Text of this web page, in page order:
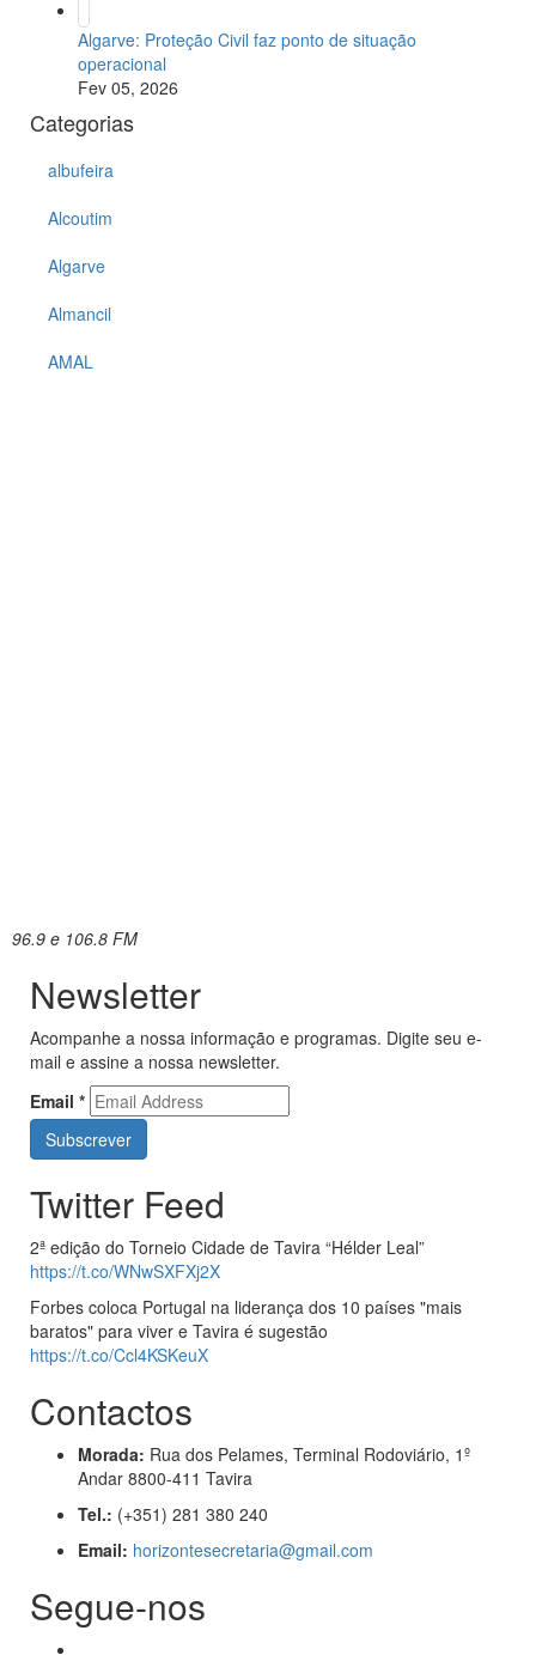
Algarve: Proteção Civil faz ponto de situação
operacional
Fev 05, 2026
Categorias
albufeira
Alcoutim
Algarve
Almancil
AMAL
96.9 e 106.8 FM
Newsletter
Acompanhe a nossa informação e programas. Digite seu e-
mail e assine a nossa newsletter.
Email *
Twitter Feed
2ª edição do Torneio Cidade de Tavira “Hélder Leal”
https://t.co/WNwSXFXj2X
Forbes coloca Portugal na liderança dos 10 países "mais
baratos" para viver e Tavira é sugestão
https://t.co/Ccl4KSKeuX
Contactos
Morada: Rua dos Pelames, Terminal Rodoviário, 1º
Andar 8800-411 Tavira
Tel.: (+351) 281 380 240
Email: horizontesecretaria@gmail.com
Segue-nos